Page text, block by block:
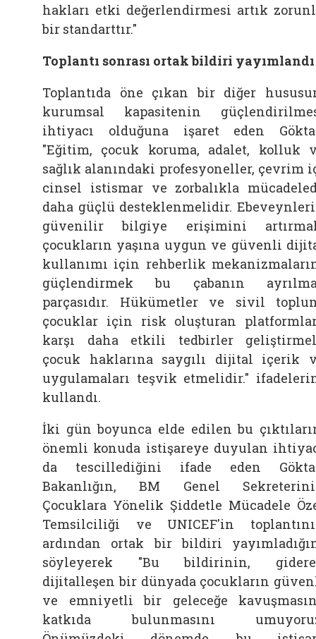
hakları etki değerlendirmesi artık
bir standarttır."
Toplantı sonrası ortak bildiri yayımlandı
Toplantıda öne çıkan bir diğer
kurumsal kapasitenin
ihtiyacı olduğuna işaret eden
"Eğitim, çocuk koruma, adalet, kolluk
sağlık alanındaki profesyoneller, çevrim
cinsel istismar ve zorbalıkla
daha güçlü desteklenmelidir.
güvenilir bilgiye erişimini
çocukların yaşına uygun ve güvenli
kullanımı için rehberlik
güçlendirmek bu çabanın
parçasıdır. Hükümetler ve sivil
çocuklar için risk oluşturan
karşı daha etkili tedbirler
çocuk haklarına saygılı dijital içerik
uygulamaları teşvik etmelidir."
kullandı.
İki gün boyunca elde edilen bu
önemli konuda istişareye duyulan
da tescillediğini ifade eden
Bakanlığın, BM Genel
Çocuklara Yönelik Şiddetle Mücadele
Temsilciliği ve UNICEF'in
ardından ortak bir bildiri
söyleyerek "Bu bildirinin,
dijitalleşen bir dünyada çocukların
ve emniyetli bir geleceğe
katkıda bulunmasını